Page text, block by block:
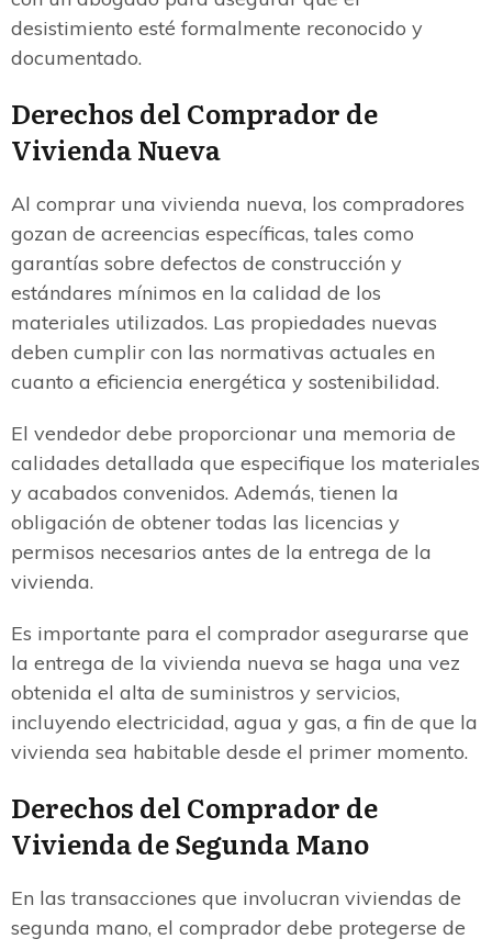
desistimiento esté formalmente reconocido y
documentado.
Derechos del Comprador de
Vivienda Nueva
Al comprar una vivienda nueva, los compradores
gozan de acreencias específicas, tales como
garantías sobre defectos de construcción y
estándares mínimos en la calidad de los
materiales utilizados. Las propiedades nuevas
deben cumplir con las normativas actuales en
cuanto a eficiencia energética y sostenibilidad.
El vendedor debe proporcionar una memoria de
calidades detallada que especifique los materiales
y acabados convenidos. Además, tienen la
obligación de obtener todas las licencias y
permisos necesarios antes de la entrega de la
vivienda.
Es importante para el comprador asegurarse que
la entrega de la vivienda nueva se haga una vez
obtenida el alta de suministros y servicios,
incluyendo electricidad, agua y gas, a fin de que la
vivienda sea habitable desde el primer momento.
Derechos del Comprador de
Vivienda de Segunda Mano
En las transacciones que involucran viviendas de
segunda mano, el comprador debe protegerse de